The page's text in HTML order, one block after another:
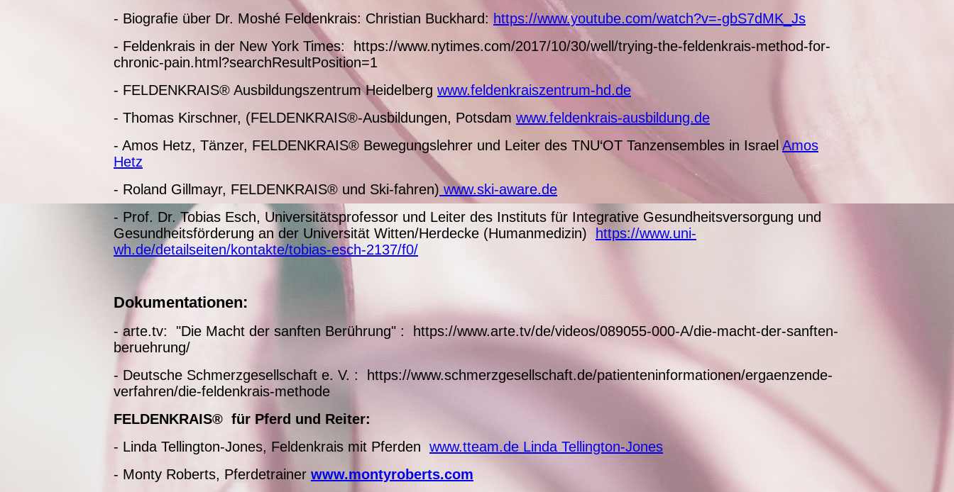
- Biografie über Dr. Moshé Feldenkrais: Christian Buckhard: https://www.youtube.com/watch?v=-gbS7dMK_Js
- Feldenkrais in der New York Times: https://www.nytimes.com/2017/10/30/well/trying-the-feldenkrais-method-for-
chronic-pain.html?searchResultPosition=1
- FELDENKRAIS® Ausbildungszentrum Heidelberg www.feldenkraiszentrum-hd.de
- Thomas Kirschner, (FELDENKRAIS®-Ausbildungen, Potsdam www.feldenkrais-ausbildung.de
- Amos Hetz, Tänzer, FELDENKRAIS® Bewegungslehrer und Leiter des TNU‘OT Tanzensembles in Israel Amos
Hetz
- Roland Gillmayr, FELDENKRAIS® und Ski-fahren) www.ski-aware.de
- Prof. Dr. Tobias Esch, Universitätsprofessor und Leiter des Instituts für Integrative Gesundheitsversorgung und
Gesundheitsförderung an der Universität Witten/Herdecke (Humanmedizin)
https://www.uni-
wh.de/detailseiten/kontakte/tobias-esch-2137/f0/
Dokumentationen:
- arte.tv: "Die Macht der sanften Berührung" : https://www.arte.tv/de/videos/089055-000-A/die-macht-der-sanften-
beruehrung/
- Deutsche Schmerzgesellschaft e. V. : https://www.schmerzgesellschaft.de/patienteninformationen/ergaenzende-
verfahren/die-feldenkrais-methode
FELDENKRAIS® für Pferd und Reiter:
- Linda Tellington-Jones, Feldenkrais mit Pferden www.tteam.de Linda Tellington-Jones
- Monty Roberts, Pferdetrainer www.montyroberts.com